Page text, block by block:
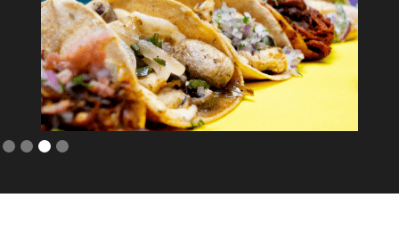
Slide 4 of 4.